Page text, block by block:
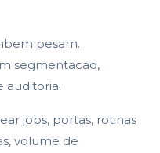
pesam.
segmentacao,
auditoria.
jobs, portas, rotinas
volume de